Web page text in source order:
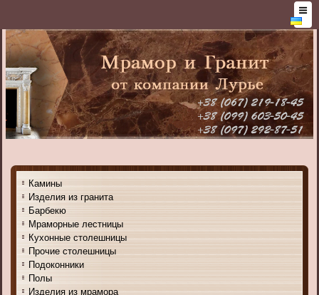
Камины
Изделия из гранита
Барбекю
Мраморные лестницы
Кухонные столешницы
Прочие столешницы
Подоконники
Полы
Изделия из мрамора